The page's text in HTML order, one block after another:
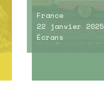
France
22 janvier 2025
Écrans